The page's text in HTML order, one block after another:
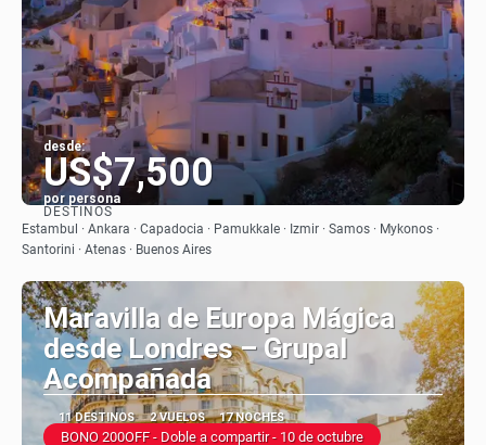
desde:
US$7,500
por persona
Ver
DESTINOS
Estambul · Ankara · Capadocia · Pamukkale · Izmir · Samos · Mykonos ·
Santorini · Atenas · Buenos Aires
Maravilla de Europa Mágica
desde Londres – Grupal
Acompañada
11 DESTINOS 2 VUELOS 17 NOCHES
BONO 200OFF - Doble a compartir - 10 de octubre